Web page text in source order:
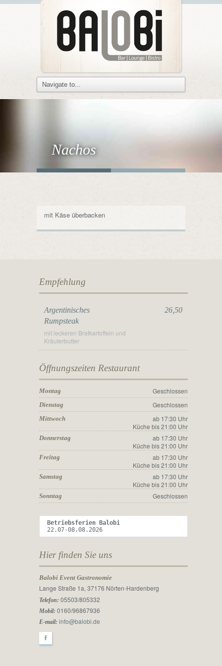
Nachos
mit Käse überbacken
Empfehlung
Argentinisches
Rumpsteak
26,50
mit leckeren Bratkartoffeln und
Kräuterbutter
Öffnungszeiten Restaurant
Montag Geschlossen
Dienstag Geschlossen
Mittwoch
ab 17:30 Uhr
Küche bis 21:00 Uhr
Donnerstag
ab 17:30 Uhr
Küche bis 21:00 Uhr
Freitag
ab 17:30 Uhr
Küche bis 21:00 Uhr
Samstag
ab 17:30 Uhr
Küche bis 21:00 Uhr
Sonntag Geschlossen
Betriebsferien Balobi
22.07-08.08.2026
Hier finden Sie uns
Balobi Event Gastronomie
Lange Straße 1a, 37176 Nörten-Hardenberg
Telefon: 05503/805332
Mobil: 0160/96867936
E-mail: info@balobi.de
F